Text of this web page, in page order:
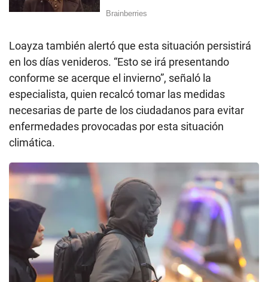
Loayza también alertó que esta situación persistirá
en los días venideros. “Esto se irá presentando
conforme se acerque el invierno”, señaló la
especialista, quien recalcó tomar las medidas
necesarias de parte de los ciudadanos para evitar
enfermedades provocadas por esta situación
climática.